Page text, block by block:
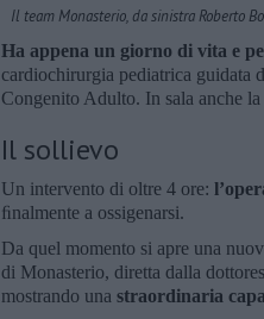
Il team Monasterio, da sinistra Roberto
Ha appena un giorno di vita e
cardiochirurgia pediatrica guidata
Congenito Adulto. In sala anche
Il sollievo
Un intervento di oltre 4 ore:
ﬁnalmente a ossigenarsi.
Da quel momento si apre una
di Monasterio, diretta dalla
mostrando una straordinaria